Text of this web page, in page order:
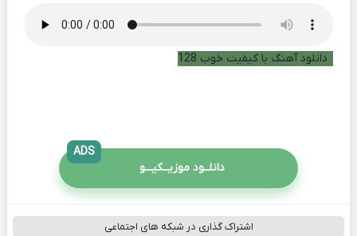
دانلود آهنگ با کیفیت خوب 128
دانلــود موزیــکیـــو
ADS
اشتراک گذاری در شبکه های اجتماعی